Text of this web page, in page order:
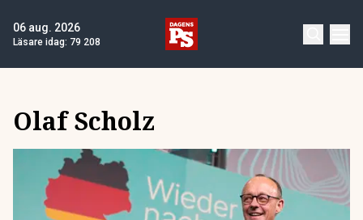
06 aug. 2026
Läsare idag: 79 208
Olaf Scholz